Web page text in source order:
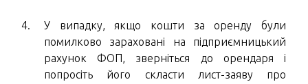
У випадку, якщо кошти за оренду були
помилково зараховані на підприємницький
рахунок ФОП, зверніться до орендаря і
попросіть його скласти лист-заяву про